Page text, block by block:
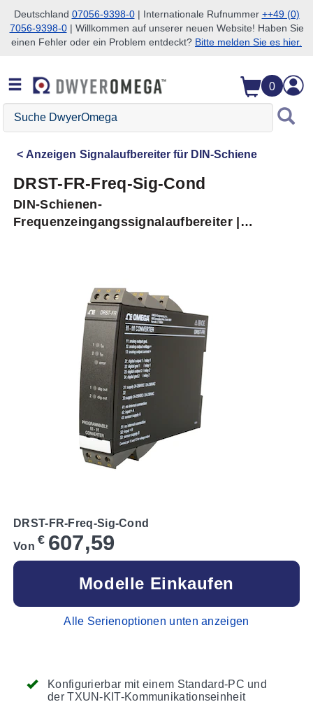
Zum Suchen überspringen
Zum Hauptinhalt überspringen
Zur Navigation überspringen
Deutschland 07056-9398-0| Internationale Rufnummer ++49 (0)
7056-9398-0| Willkommen auf unserer neuen Website! Haben Sie
einen Fehler oder ein Problem entdeckt? Bitte melden Sie es hier.
0
Suche
DwyerOmega
Anzeigen Signalaufbereiter für DIN-Schiene
DRST-FR-Freq-Sig-Cond
DIN-Schienen-
Frequenzeingangssignalaufbereiter |
Konfigurierbar mit einem Standard-PC und
der TXUN-KIT-Kommunikationseinheit
DRST-FR-Freq-Sig-Cond
Von € 607,59
Modelle Einkaufen
Alle Serienoptionen unten anzeigen